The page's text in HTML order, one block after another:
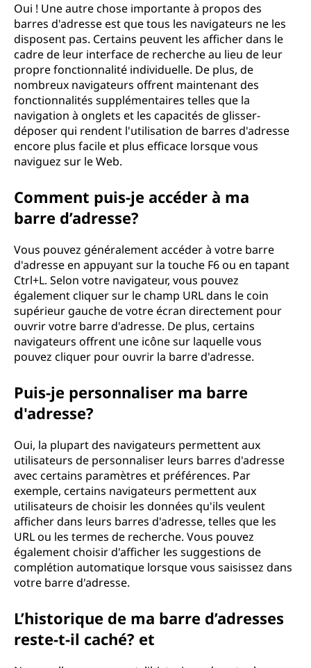
Oui ! Une autre chose importante à propos des
barres d'adresse est que tous les navigateurs ne les
disposent pas. Certains peuvent les afficher dans le
cadre de leur interface de recherche au lieu de leur
propre fonctionnalité individuelle. De plus, de
nombreux navigateurs offrent maintenant des
fonctionnalités supplémentaires telles que la
navigation à onglets et les capacités de glisser-
déposer qui rendent l'utilisation de barres d'adresse
encore plus facile et plus efficace lorsque vous
naviguez sur le Web.
Comment puis-je accéder à ma
barre d’adresse?
Vous pouvez généralement accéder à votre barre
d'adresse en appuyant sur la touche F6 ou en tapant
Ctrl+L. Selon votre navigateur, vous pouvez
également cliquer sur le champ URL dans le coin
supérieur gauche de votre écran directement pour
ouvrir votre barre d'adresse. De plus, certains
navigateurs offrent une icône sur laquelle vous
pouvez cliquer pour ouvrir la barre d'adresse.
Puis-je personnaliser ma barre
d'adresse?
Oui, la plupart des navigateurs permettent aux
utilisateurs de personnaliser leurs barres d'adresse
avec certains paramètres et préférences. Par
exemple, certains navigateurs permettent aux
utilisateurs de choisir les données qu'ils veulent
afficher dans leurs barres d'adresse, telles que les
URL ou les termes de recherche. Vous pouvez
également choisir d'afficher les suggestions de
complétion automatique lorsque vous saisissez dans
votre barre d'adresse.
L’historique de ma barre d’adresses
reste-t-il caché? et